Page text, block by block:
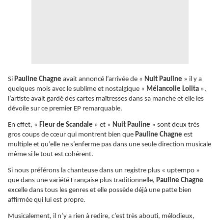
Si Pauline Chagne avait annoncé l’arrivée de « Nuit Pauline » il y a
quelques mois avec le sublime et nostalgique « Mélancolie Lolita »,
l’artiste avait gardé des cartes maîtresses dans sa manche et elle les
dévoile sur ce premier EP remarquable.
En effet, « Fleur de Scandale » et « Nuit Pauline » sont deux très
gros coups de cœur qui montrent bien que Pauline Chagne est
multiple et qu’elle ne s’enferme pas dans une seule direction musicale
même si le tout est cohérent.
Si nous préférons la chanteuse dans un registre plus « uptempo »
que dans une variété Française plus traditionnelle, Pauline Chagne
excelle dans tous les genres et elle possède déjà une patte bien
affirmée qui lui est propre.
Musicalement, il n’y a rien à redire, c’est très abouti, mélodieux,